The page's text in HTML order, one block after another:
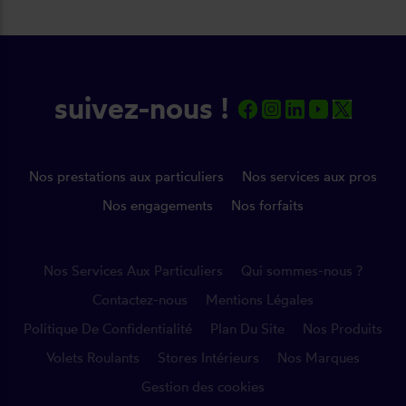
suivez-nous !
Nos prestations aux particuliers
Nos services aux pros
Nos engagements
Nos forfaits
Nos Services Aux Particuliers
Qui sommes-nous ?
Contactez-nous
Mentions Légales
Politique De Confidentialité
Plan Du Site
Nos Produits
Volets Roulants
Stores Intérieurs
Nos Marques
Gestion des cookies